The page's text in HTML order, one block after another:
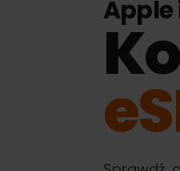
Apple